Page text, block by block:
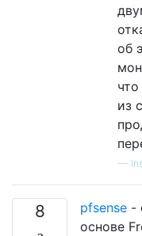
об
из
—
8 pfsense -
основе